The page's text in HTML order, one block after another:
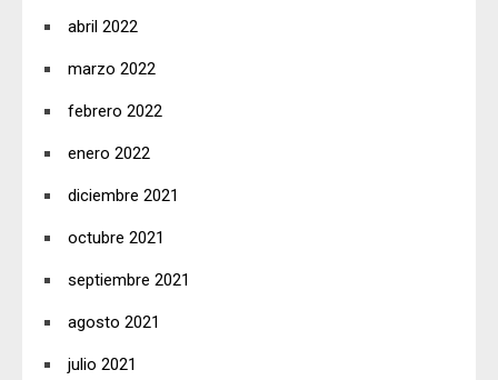
abril 2022
marzo 2022
febrero 2022
enero 2022
diciembre 2021
octubre 2021
septiembre 2021
agosto 2021
julio 2021